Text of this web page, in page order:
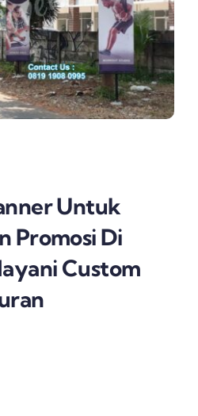
Untuk
Promosi Di
Custom